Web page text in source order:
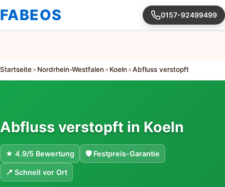
FABEOS 0157-92499499
Startseite» Nordrhein-Westfalen» Koeln»Abfluss verstopft
Abfluss verstopft in Koeln
★ 4.9/5 Bewertung 🛡 Festpreis-Garantie
📍 Schnell vor Ort